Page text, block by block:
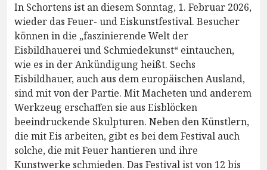
In Schortens ist an diesem Sonntag, 1. Februar 2026,
wieder das Feuer- und Eiskunstfestival. Besucher
können in die „faszinierende Welt der
Eisbildhauerei und Schmiedekunst“ eintauchen,
wie es in der Ankündigung heißt. Sechs
Eisbildhauer, auch aus dem europäischen Ausland,
sind mit von der Partie. Mit Macheten und anderem
Werkzeug erschaffen sie aus Eisblöcken
beeindruckende Skulpturen. Neben den Künstlern,
die mit Eis arbeiten, gibt es bei dem Festival auch
solche, die mit Feuer hantieren und ihre
Kunstwerke schmieden. Das Festival ist von 12 bis